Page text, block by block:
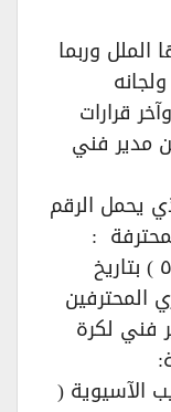
وربما
قرارات
مدير فني
يحمل الرقم
تأكيدا لكتابنا الصادر إليكم رقم ( ٥١ ) بتاريخ
المحترفين
فني لكرة
(